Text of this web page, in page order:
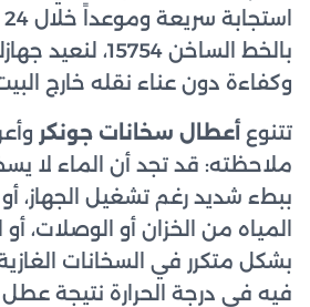
بالخط الساخن
وكفاءة دون عناء نقله خارج
تتنوع أعطال سخانات جونكر
ملاحظته: قد تجد أن الماء لا
ببطء شديد رغم تشغيل الجهاز،
المياه من الخزان أو الوصلات،
بشكل متكرر في السخانات
فيه في درجة الحرارة نتيجة